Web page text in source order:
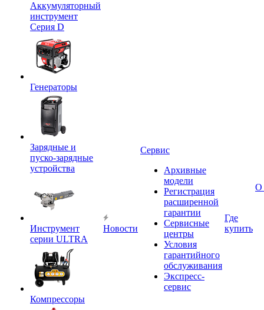
Аккумуляторный
инструмент
Серия D
Генераторы
Зарядные и
пуско-зарядные
устройства
Инструмент
серии ULTRA
Компрессоры
Новости
Сервис
Архивные
модели
Регистрация
расширенной
гарантии
Сервисные
центры
Условия
гарантийного
обслуживания
Экспресс-
сервис
Где
купить
О